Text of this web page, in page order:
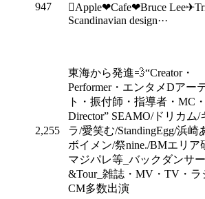
947
Apple❤︎Cafe❤︎Bruce
Scandinavian design···
2,255
東海から発進💨“Creator・
Performer・エンタメDアー
ト・振付師・指導者・MC
Director” SEAMO/ドリカム/
ラ/愛笑む/StandingEgg/浜崎
ボイメン/祭nine./BMエリア
マジパレ等_バックダンサ
&Tour_雑誌・MV・TV・ラ
CM多数出演